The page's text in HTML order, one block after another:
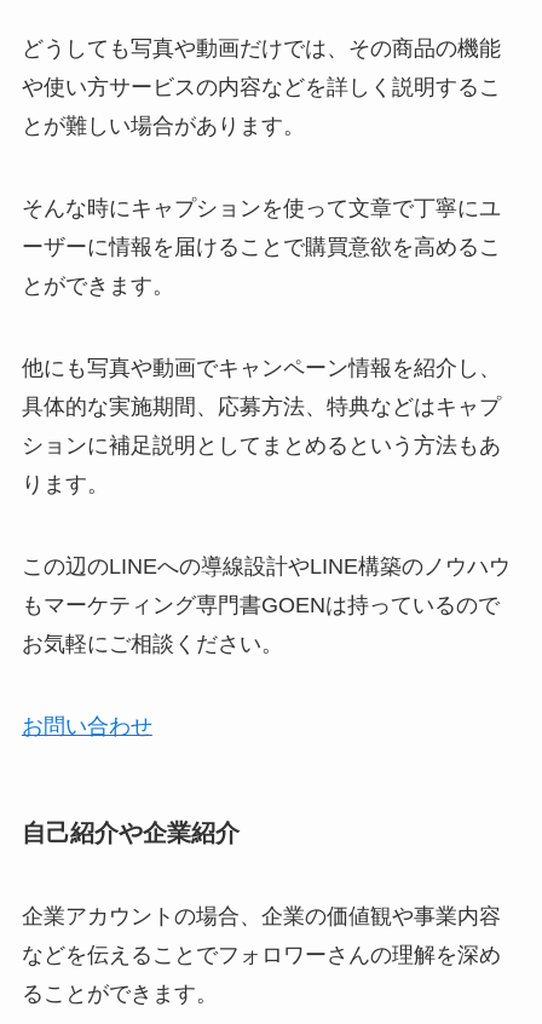
どうしても写真や動画だけでは、その商品の機能
や使い方サービスの内容などを詳しく説明するこ
とが難しい場合があります。
そんな時にキャプションを使って文章で丁寧にユ
ーザーに情報を届けることで購買意欲を高めるこ
とができます。
他にも写真や動画でキャンペーン情報を紹介し、
具体的な実施期間、応募方法、特典などはキャプ
ションに補足説明としてまとめるという方法もあ
ります。
この辺のLINEへの導線設計やLINE構築のノウハウ
もマーケティング専門書GOENは持っているので
お気軽にご相談ください。
お問い合わせ
自己紹介や企業紹介
企業アカウントの場合、企業の価値観や事業内容
などを伝えることでフォロワーさんの理解を深め
ることができます。